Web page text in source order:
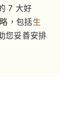
7 大好
，包括生
您妥善安排